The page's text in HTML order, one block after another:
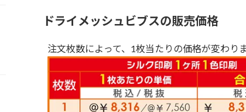
ドライメッシュビブスの販売価格
注文枚数によって、1枚当たりの価格が変わり